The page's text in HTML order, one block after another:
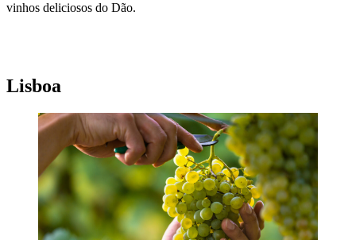
vinhos deliciosos do Dão.
Lisboa